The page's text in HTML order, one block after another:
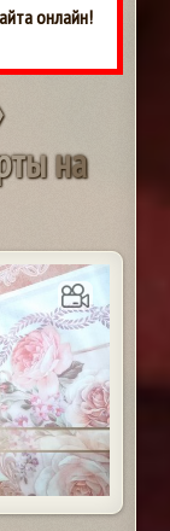
онлайн!
тына